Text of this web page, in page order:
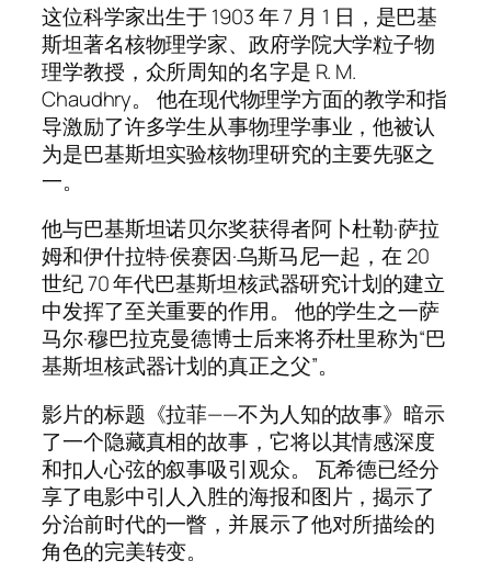
这位科学家出生于 1903 年 7 月 1 日，是巴基
斯坦著名核物理学家、政府学院大学粒子物
理学教授，众所周知的名字是 R. M.
Chaudhry。 他在现代物理学方面的教学和指
导激励了许多学生从事物理学事业，他被认
为是巴基斯坦实验核物理研究的主要先驱之
一。
他与巴基斯坦诺贝尔奖获得者阿卜杜勒·萨拉
姆和伊什拉特·侯赛因·乌斯马尼一起，在 20
世纪 70 年代巴基斯坦核武器研究计划的建立
中发挥了至关重要的作用。 他的学生之一萨
马尔·穆巴拉克曼德博士后来将乔杜里称为“巴
基斯坦核武器计划的真正之父”。
影片的标题《拉菲——不为人知的故事》暗示
了一个隐藏真相的故事，它将以其情感深度
和扣人心弦的叙事吸引观众。 瓦希德已经分
享了电影中引人入胜的海报和图片，揭示了
分治前时代的一瞥，并展示了他对所描绘的
角色的完美转变。